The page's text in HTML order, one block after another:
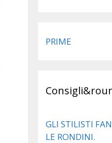
PRIME
GLI STILISTI
LE RONDINI.